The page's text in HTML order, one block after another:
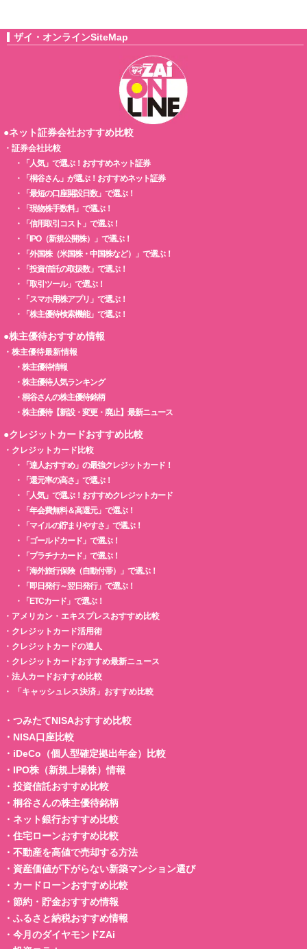
ザイ・オンラインSiteMap
●ネット証券会社おすすめ比較
・ 証券会社比較
・
「人気」で選ぶ！おすすめネット証券
・
「桐谷さん」が選ぶ！おすすめネット証券
・
「最短の口座開設日数」で選ぶ！
・
「現物株手数料」で選ぶ！
・
「信用取引コスト」で選ぶ！
・
「IPO（新規公開株）」で選ぶ！
・
「外国株（米国株・中国株など）」で選ぶ！
・
「投資信託の取扱数」で選ぶ！
・
「取引ツール」で選ぶ！
・
「スマホ用株アプリ」で選ぶ！
・
「株主優待検索機能」で選ぶ！
●株主優待おすすめ情報
・ 株主優待最新情報
・ 株主優待情報
・ 株主優待人気ランキング
・ 桐谷さんの株主優待銘柄
・ 株主優待【新設・変更・廃止】最新ニュース
●クレジットカードおすすめ比較
・ クレジットカード比較
・
「達人おすすめ」の最強クレジットカード！
・
「還元率の高さ」で選ぶ！
・
「人気」で選ぶ！おすすめクレジットカード
・
「年会費無料＆高還元」で選ぶ！
・
「マイルの貯まりやすさ」で選ぶ！
・
「ゴールドカード」で選ぶ！
・
「プラチナカード」で選ぶ！
・
「海外旅行保険（自動付帯）」で選ぶ！
・
「即日発行～翌日発行」で選ぶ！
・
「ETCカード」で選ぶ！
・ アメリカン・エキスプレスおすすめ比較
・ クレジットカード活用術
・ クレジットカードの達人
・ クレジットカードおすすめ最新ニュース
・ 法人カードおすすめ比較
・
「キャッシュレス決済」おすすめ比較
・ つみたてNISAおすすめ比較
・ NISA口座比較
・ iDeCo（個人型確定拠出年金）比較
・ IPO株（新規上場株）情報
・ 投資信託おすすめ比較
・ 桐谷さんの株主優待銘柄
・ ネット銀行おすすめ比較
・ 住宅ローンおすすめ比較
・ 不動産を高値で売却する方法
・ 資産価値が下がらない新築マンション選び
・ カードローンおすすめ比較
・ 節約・貯金おすすめ情報
・ ふるさと納税おすすめ情報
・ 今月のダイヤモンドZAi